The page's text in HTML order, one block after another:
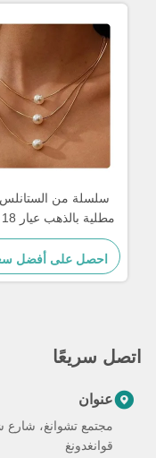
سلسلة من
ذهب مملوء، ثلاث
لؤلؤ، 17.72 بوصة
احصل على أفضل
اتصل سريعًا
عنوان
مجتمع تشوانغ، شارع
قوانغدونغ